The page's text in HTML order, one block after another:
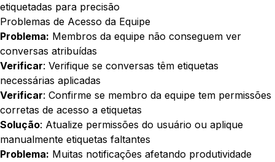
etiquetadas para precisão
Problemas de Acesso da Equipe
Problema: Membros da equipe não conseguem ver
conversas atribuídas
Verificar: Verifique se conversas têm etiquetas
necessárias aplicadas
Verificar: Confirme se membro da equipe tem permissões
corretas de acesso a etiquetas
Solução: Atualize permissões do usuário ou aplique
manualmente etiquetas faltantes
Problema: Muitas notificações afetando produtividade